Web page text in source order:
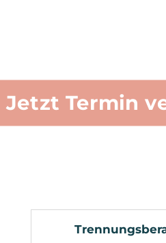
Jetzt Termin